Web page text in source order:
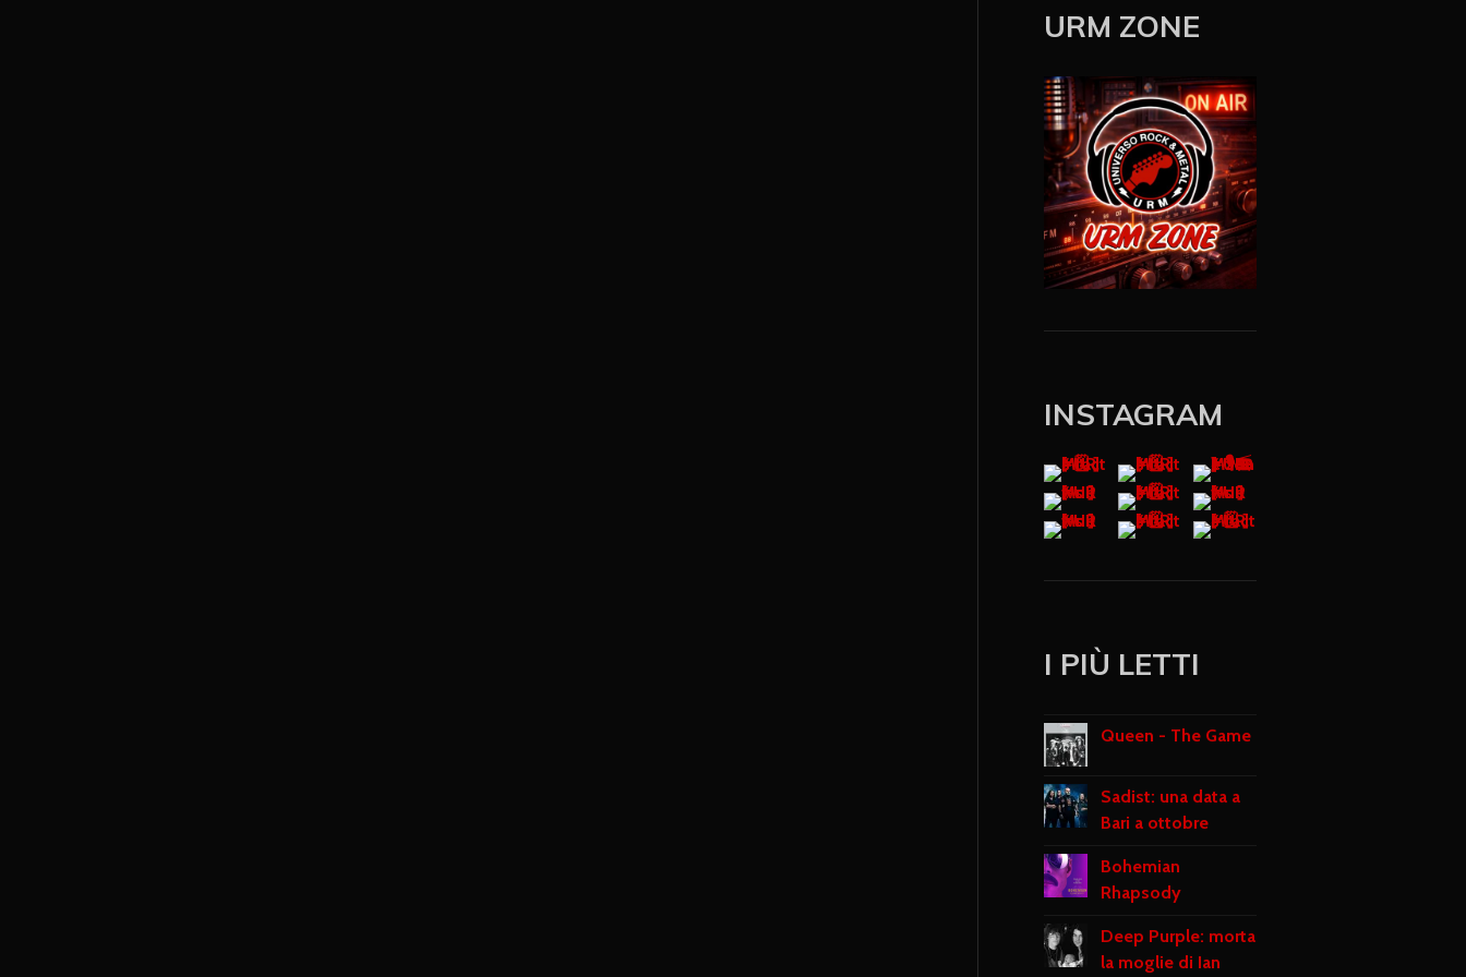
e
URM ZONE
INSTAGRAM
I PIÙ LETTI
Queen - The Game
Sadist: una data a
Bari a ottobre
Bohemian
Rhapsody
Deep Purple: morta
la moglie di Ian